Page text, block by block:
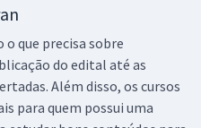
o que precisa sobre
do edital até as
Além disso, os cursos
para quem possui uma